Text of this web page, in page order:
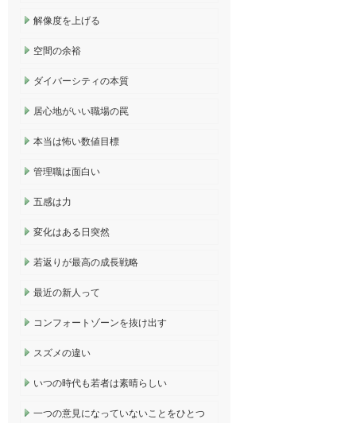
解像度を上げる
空間の余裕
ダイバーシティの本質
居心地がいい職場の罠
本当は怖い数値目標
管理職は面白い
五感は力
変化はある日突然
若返りが最高の成長戦略
最近の新人って
コンフォートゾーンを抜け出す
スズメの違い
いつの時代も若者は素晴らしい
一つの意見になっていないことをひとつ